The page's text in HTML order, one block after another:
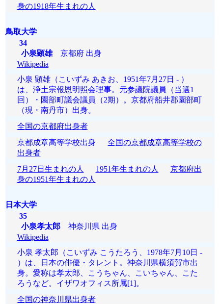
身の1918年生まれの人
鳥取大学
34
小泉顕雄京都府 出身
Wikipedia
小泉 顕雄（こいずみ あきお、1951年7月27日 - ）
は、浄土宗報恩明照会理事。元参議院議員（当選1
回）・園部町議会議員（2期）。京都府船井郡園部町
（現・南丹市）出身。
全国の京都府出身者
京都成章高等学校出身 全国の京都成章高等学校の
出身者
7月27日生まれの人
1951年生まれの人
京都府出
身の1951年生まれの人
日本大学
35
小泉孝太郎神奈川県 出身
Wikipedia
小泉 孝太郎（こいずみ こうたろう、1978年7月10日 -
）は、日本の俳優・タレント。神奈川県横須賀市出
身。愛称は孝太郎、こうちゃん、こいちゃん、こた
ろうなど。イザワオフィス所属[1]。
全国の神奈川県出身者